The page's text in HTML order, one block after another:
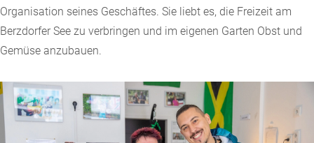
Organisation seines Geschäftes. Sie liebt es, die Freizeit am
Berzdorfer See zu verbringen und im eigenen Garten Obst und
Gemüse anzubauen.